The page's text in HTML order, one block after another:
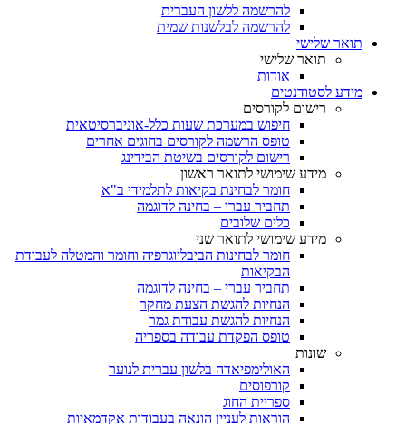
להרשמה ללשון העברית
להרשמה לבלשנות שמית
תואר שלישי
תואר שלישי
אודות
מידע לסטודנטים
רישום לקורסים
חיפוש במערכת שעות כלל-אוניברסיטאית
טופס הרשמה לקורסים בחוגים אחרים
רישום לקורסים בשיטת הבידינג
מידע שימושי לתואר ראשון
חומר לבחינת בקיאות לתלמידי ב"א
תחביר עברי – בחינה לדוגמה
כלים שלובים
מידע שימושי לתואר שני
חומר לבחינות הביבליוגרפיה וחומר והמטלה לעבודת
הבקיאות
תחביר עברי – בחינה לדוגמה
הנחיות להגשת הצעת מחקר
הנחיות להגשת עבודת גמר
טופס הפקדת עבודה בספריה
שונות
האולימפיאדה בלשון עברית לנוער
קורפוסים
ספריית החוג
הוראות לעניין הונאה בעבודות אקדמאיות